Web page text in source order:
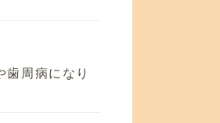
周病になり